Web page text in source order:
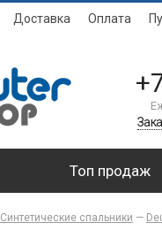
Доставка Оплата
Топ продаж
Синтетические спальники —